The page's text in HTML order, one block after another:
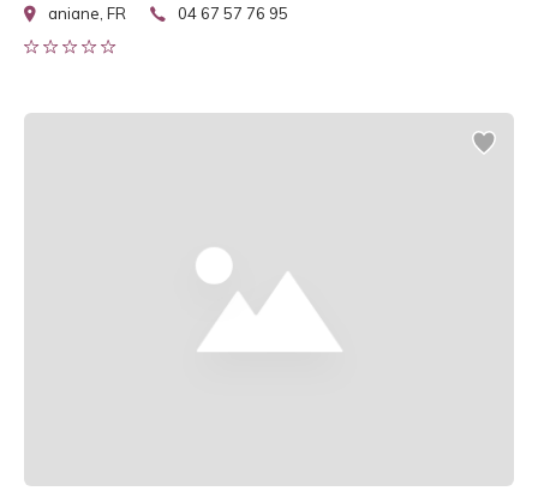
aniane, FR 04 67 57 76 95